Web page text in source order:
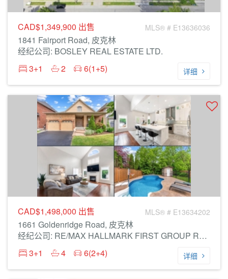
CAD$1,349,900 出售 MLS® # E13636036
1841 Fairport Road, 皮克林
经纪公司: BOSLEY REAL ESTATE LTD.
3+1
2 6(1+5) 详细
CAD$1,498,000 出售 MLS® # E13634202
1661 Goldenridge Road, 皮克林
经纪公司: RE/MAX HALLMARK FIRST GROUP REALTY LTD.
3+1
4 6(2+4) 详细